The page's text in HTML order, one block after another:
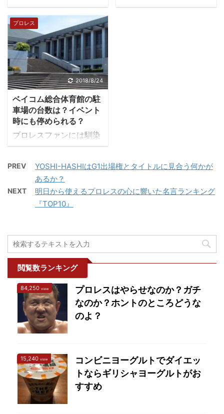
これから始まるKIZUNA
ロードのカードにも名前
はありません。これは相
当ハードな修行をしてい
るのでしょう。 2019年
再び修行の旅に出た後藤
洋央紀。成るか？荒武者
革命 修行したままG1に
エントリーされないって
こともあるの ...
祭典！ベスト・オブ・
ザ・スーパージュニア25
の優勝決定戦です。 優勝
決定戦はメインですが、
ベスト・オブ・ザ・スー
パージュニアに参戦した
選手の試合もありますか
ら、数試合レビューした
いと思います。 それにし
ても優勝決定戦が平日は
少し残念ですね。来年か
らはもう少し広い会場で
欲しいし、新日本ワール
ドでは全戦Live中継して
欲しいです。 今回も2試
合目まで無料で視聴でき
2試合目までYoutubeで
無料 ...
会の『オカダ・カズチカ
れません。 G1クライマ
合での出来事 第7試合は
勝進出は不可能になる大
事な一戦でした。序盤か
プロレス
2018/8/24
ベイコム総合体育館の駐
車場の台数は？イベント
時にも停められる？
プロレスファンには馴染
みの深いベイコム総合体
会場として人気が高く、
レスラーの評価も上々で
す。 そんなベイコム総合
体育館ってイベント時に
設内で飲み物とか買える
のかをまとめてみまし
た。 施設名 ベイコム総
合体育館 所在地 〒660-
0805 兵庫県尼崎市西
長洲町1丁目4-1 電話 06-
6489-2027（ベイコム総
合体育館内事務所） 月曜
2086（ベイコム総合体
育館内事務所） 月曜休館
駐車場 有（有料） ベイ
コ ...
PREV
YOSHI-HASHIはG1出場権とタイトルに見合う何かが
あるか？
NEXT
明日から使えるプロレスの心に響いた名言ランキング
『TOP10』
閲覧数ランキング
84,250 view
プロレスはやらせなのか？ガチ
なのか？ホントのところどうな
のよ？
15,240 view
コンビニヨーグルトでダイエッ
トならギリシャヨーグルトがお
すすめ